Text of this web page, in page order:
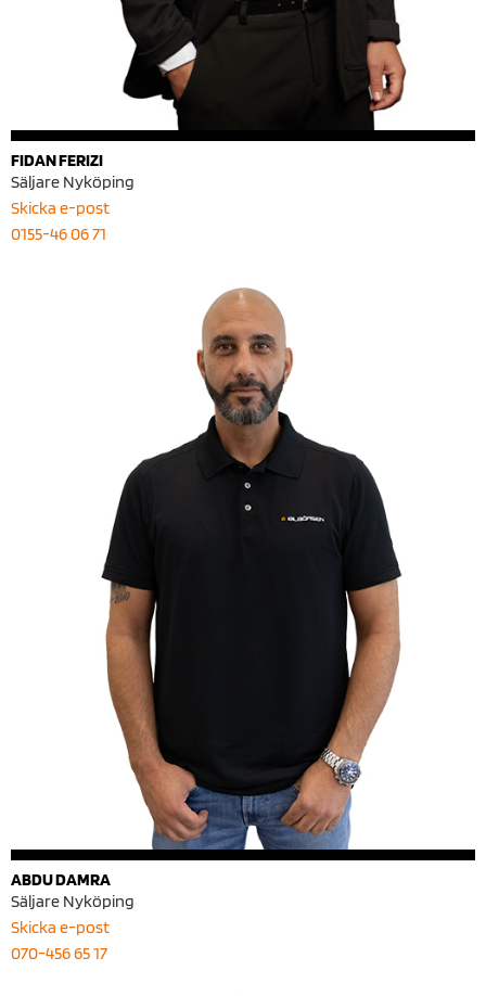
FIDAN FERIZI
Säljare Nyköping
Skicka e-post
0155-46 06 71
ABDU DAMRA
Säljare Nyköping
Skicka e-post
070-456 65 17